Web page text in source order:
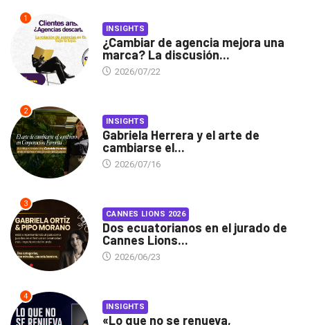
1
INSIGHTS
¿Cambiar de agencia mejora una
marca? La discusión...
2026/07/22
2
INSIGHTS
Gabriela Herrera y el arte de
cambiarse el...
2026/07/16
3
CANNES LIONS 2026
Dos ecuatorianos en el jurado de
Cannes Lions...
2026/06/23
4
INSIGHTS
«Lo que no se renueva,